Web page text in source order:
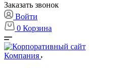
Заказать звонок
Войти
0 Корзина
Компания